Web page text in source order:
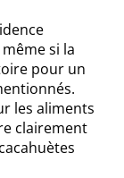
si la
pour un
les aliments
clairement